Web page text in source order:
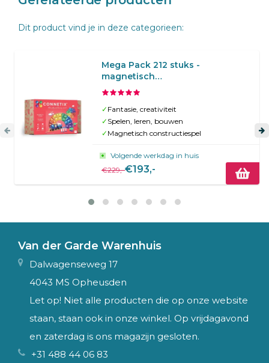
Dit product vind je in deze categorieen:
Mega Pack 212 stuks -
magnetisch
constructiespeelgoed
✓ Fantasie, creativiteit
✓ Spelen, leren, bouwen
✓ Magnetisch constructiespel
Volgende werkdag in huis
€229,-€193,-
Van der Garde Warenhuis
Dalwagenseweg 17
4043 MS Opheusden
Let op! Niet alle producten die op onze website
staan, staan ook in onze winkel. Op vrijdagavond
en zaterdag is ons magazijn gesloten.
+31 488 44 06 83